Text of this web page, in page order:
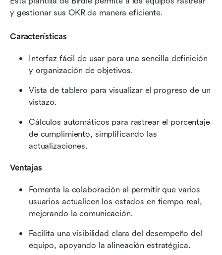
y gestionar sus OKR de manera eficiente.
Características
Interfaz fácil de usar para una sencilla definición
y organización de objetivos.
Vista de tablero para visualizar el progreso de un
vistazo.
Cálculos automáticos para rastrear el porcentaje
de cumplimiento, simplificando las
actualizaciones.
Ventajas
Fomenta la colaboración al permitir que varios
usuarios actualicen los estados en tiempo real,
mejorando la comunicación.
Facilita una visibilidad clara del desempeño del
equipo, apoyando la alineación estratégica.